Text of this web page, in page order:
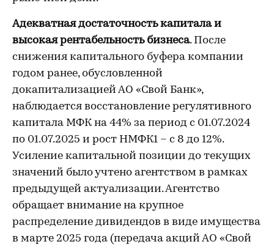
Адекватная достаточность капитала и
высокая рентабельность бизнеса. После
снижения капитального буфера компании
годом ранее, обусловленной
докапитализацией АО «Свой Банк»,
наблюдается восстановление регулятивного
капитала МФК на 44% за период с 01.07.2024
по 01.07.2025 и рост НМФК1 – с 8 до 12%.
Усиление капитальной позиции до текущих
значений было учтено агентством в рамках
предыдущей актуализации. Агентство
обращает внимание на крупное
распределение дивидендов в виде имущества
в марте 2025 года (передача акций АО «Свой